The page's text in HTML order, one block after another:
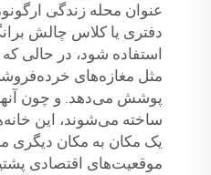
عنوان محله زندگی
دفتری یا کلاس چالش
استفاده شود، در حالی
مثل مغازه‌های
پوشش می‌دهد. و چون آنها
ساخته می‌شوند، این
یک مکان به مکان دیگری
موقعیت‌های اقتصادی